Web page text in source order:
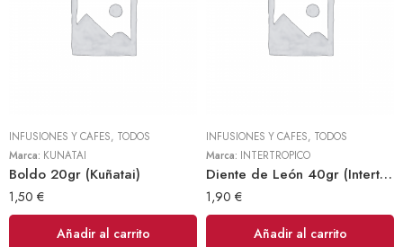
INFUSIONES Y CAFES, TODOS
Marca: KUÑATAI
Boldo 20gr (Kuñatai)
1,50 €
Añadir al carrito
INFUSIONES Y CAFES, TODOS
Marca: INTERTROPICO
Diente de León 40gr (Intertropico)
1,90 €
Añadir al carrito